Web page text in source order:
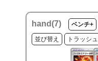
hand(7) ベンチ+
並び替え トラッシュ